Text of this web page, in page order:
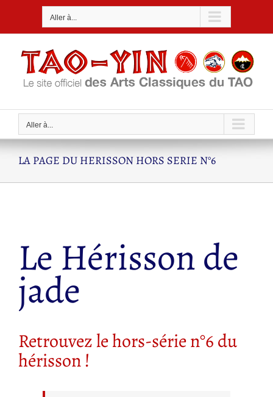
Aller à...
Aller à...
LA PAGE DU HERISSON HORS SERIE N°6
Le Hérisson de
jade
Retrouvez le hors-série n°6 du
hérisson !